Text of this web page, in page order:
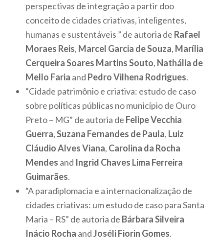
perspectivas de integração a partir doo
conceito de cidades criativas, inteligentes,
humanas e sustentáveis ” de autoria de Rafael
Moraes Reis, Marcel Garcia de Souza, Marília
Cerqueira Soares Martins Souto, Nathália de
Mello Faria and Pedro Vilhena Rodrigues.
“Cidade patrimônio e criativa: estudo de caso
sobre políticas públicas no município de Ouro
Preto – MG” de autoria de Felipe Vecchia
Guerra,Suzana Fernandes de Paula, Luiz
Cláudio Alves Viana, Carolina da Rocha
Mendes and Ingrid Chaves Lima Ferreira
Guimarães.
“A paradiplomacia e a internacionalização de
cidades criativas: um estudo de caso para Santa
Maria – RS” de autoria de Bárbara Silveira
Inácio Rocha andJoséli Fiorin Gomes.